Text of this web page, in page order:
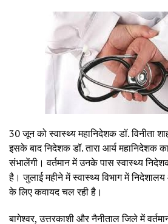
30 जून को स्वास्थ्य महानिदेशक डॉ. विनीता
इसके बाद निदेशक डॉ. तारा आर्य महानिदेशक
संभालेंगी। वर्तमान में उनके पास स्वास्थ्य
है। जुलाई महीने में स्वास्थ्य विभाग में
के लिए कवायद चल रही है।
बागेश्वर, उत्तरकाशी और नैनीताल जिले में